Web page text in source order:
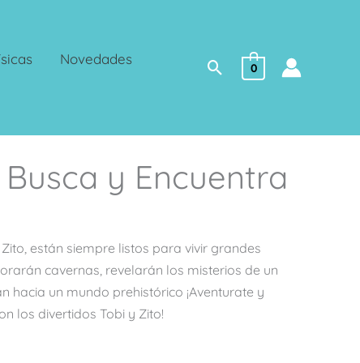
Novedades
Buscar
0
y Encuentra
están siempre listos para vivir grandes
cavernas, revelarán los misterios de un
hacia un mundo prehistórico ¡Aventurate y
los divertidos Tobi y Zito!